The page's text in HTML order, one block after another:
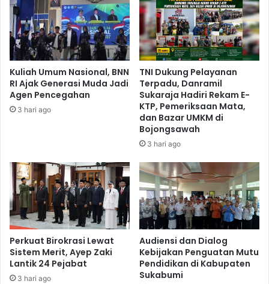
Kuliah Umum Nasional, BNN
RI Ajak Generasi Muda Jadi
Agen Pencegahan
3 hari ago
TNI Dukung Pelayanan
Terpadu, Danramil
Sukaraja Hadiri Rekam E-
KTP, Pemeriksaan Mata,
dan Bazar UMKM di
Bojongsawah
3 hari ago
Perkuat Birokrasi Lewat
Sistem Merit, Ayep Zaki
Lantik 24 Pejabat
3 hari ago
Audiensi dan Dialog
Kebijakan Penguatan Mutu
Pendidikan di Kabupaten
Sukabumi